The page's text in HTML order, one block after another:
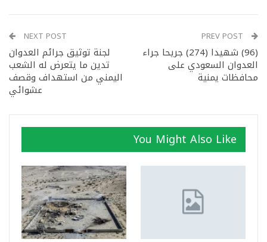
(96) شهيدا (274) جريحا جراء
العدوان السعودي على
محافظات يمنية
NEXT POST
لجنة توثيق جرائم العدوان
تدين ما يتعرض له الشعب
اليمني من استهداف وقصف
عشوائي
You Might Also Like